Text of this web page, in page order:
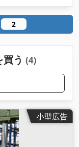
2
う (4)
小型広告